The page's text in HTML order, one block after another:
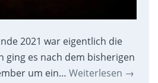
2021 war eigentlich die
ging es nach dem bisherigen
um ein… Weiterlesen →